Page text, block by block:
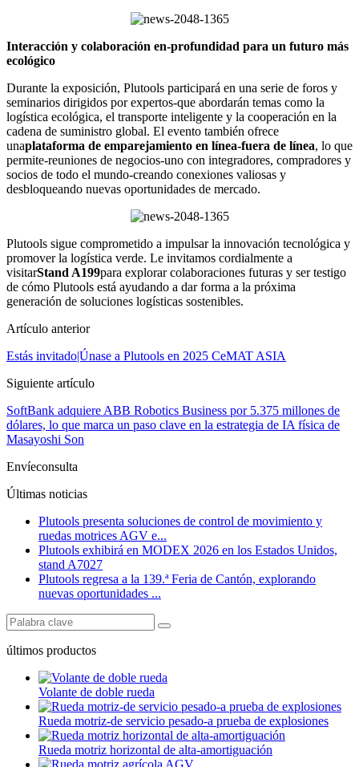
Interacción y colaboración en-profundidad para un futuro más
ecológico
Durante la exposición, Plutools participará en una serie de foros y
seminarios dirigidos por expertos-que abordarán temas como la
logística ecológica, el transporte inteligente y la cooperación en la
cadena de suministro global. El evento también ofrece
unaplataforma de emparejamiento en línea-fuera de línea, lo que
permite-reuniones de negocios-uno con integradores, compradores y
socios de todo el mundo-creando conexiones valiosas y
desbloqueando nuevas oportunidades de mercado.
Plutools sigue comprometido a impulsar la innovación tecnológica y
promover la logística verde. Le invitamos cordialmente a
visitarStand A199para explorar colaboraciones futuras y ser testigo
de cómo Plutools está ayudando a dar forma a la próxima
generación de soluciones logísticas sostenibles.
Artículo anterior
Estás invitado|Únase a Plutools en 2025 CeMAT ASIA
Siguiente artículo
SoftBank adquiere ABB Robotics Business por 5.375 millones de
dólares, lo que marca un paso clave en la estrategia de IA física de
Masayoshi Son
Envíeconsulta
Últimas noticias
Plutools presenta soluciones de control de movimiento y
ruedas motrices AGV e...
Plutools exhibirá en MODEX 2026 en los Estados Unidos,
stand A7027
Plutools regresa a la 139.ª Feria de Cantón, explorando
nuevas oportunidades ...
últimos productos
Volante de doble rueda
Rueda motriz-de servicio pesado-a prueba de explosiones
Rueda motriz horizontal de alta-amortiguación